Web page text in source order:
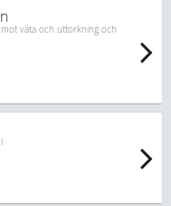
väta och uttorkning och